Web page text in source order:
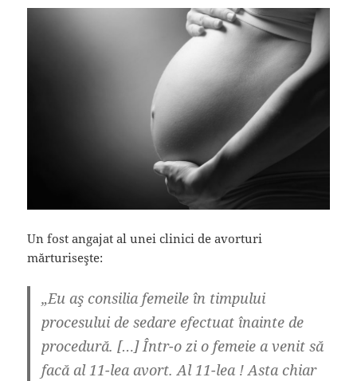
Un fost angajat al unei clinici de avorturi
mărturiseşte:
„Eu aş consilia femeile în timpului
procesului de sedare efectuat înainte de
procedură. […] Într-o zi o femeie a venit să
facă al 11-lea avort. Al 11-lea ! Asta chiar